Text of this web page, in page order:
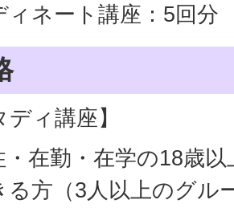
ィネート講座：5回分
ディ講座】
・在勤・在学の18歳
る方（3人以上のグル